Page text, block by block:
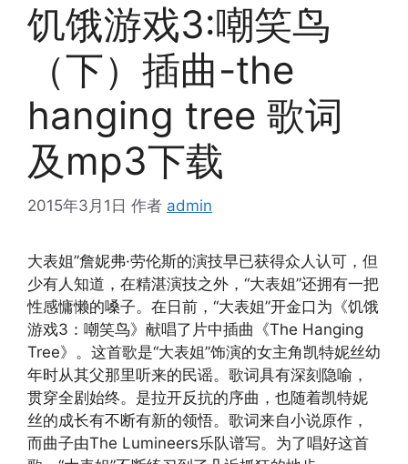
饥饿游戏3:嘲笑鸟
（下）插曲-the
hanging tree 歌词
及mp3下载
2015年3月1日 作者 admin
大表姐”詹妮弗·劳伦斯的演技早已获得众人认可，但
少有人知道，在精湛演技之外，“大表姐”还拥有一把
性感慵懒的嗓子。在日前，“大表姐”开金口为《饥饿
游戏3：嘲笑鸟》献唱了片中插曲《The Hanging
Tree》。这首歌是“大表姐”饰演的女主角凯特妮丝幼
年时从其父那里听来的民谣。歌词具有深刻隐喻，
贯穿全剧始终。是拉开反抗的序曲，也随着凯特妮
丝的成长有不断有新的领悟。歌词来自小说原作，
而曲子由The Lumineers乐队谱写。为了唱好这首